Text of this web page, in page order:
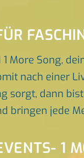
More Song,
nach einer
sorgt, dann
bringen jede
1